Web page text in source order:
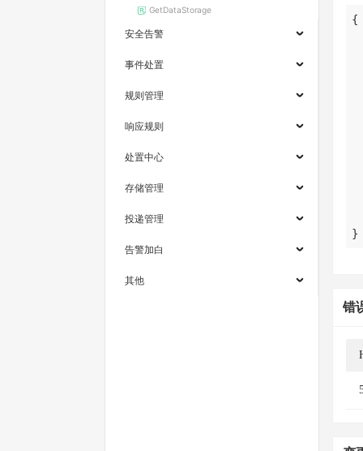
GetDataStorage
安全告警
事件处置
规则管理
响应规则
处置中心
存储管理
投递管理
告警加白
其他
}
错